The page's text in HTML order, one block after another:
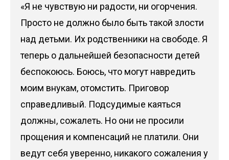
«Я не чувствую ни радости, ни огорчения.
Просто не должно было быть такой злости
над детьми. Их родственники на свободе. Я
теперь о дальнейшей безопасности детей
беспокоюсь. Боюсь, что могут навредить
моим внукам, отомстить. Приговор
справедливый. Подсудимые каяться
должны, сожалеть. Но они не просили
прощения и компенсаций не платили. Они
ведут себя уверенно, никакого сожаления у